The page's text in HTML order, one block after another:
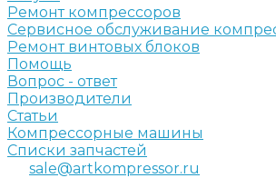
Ремонт компрессоров
Сервисное обслуживание
Ремонт винтовых блоков
Помощь
Вопрос - ответ
Производители
Статьи
Компрессорные машины
Списки запчастей
sale@artkompressor.ru